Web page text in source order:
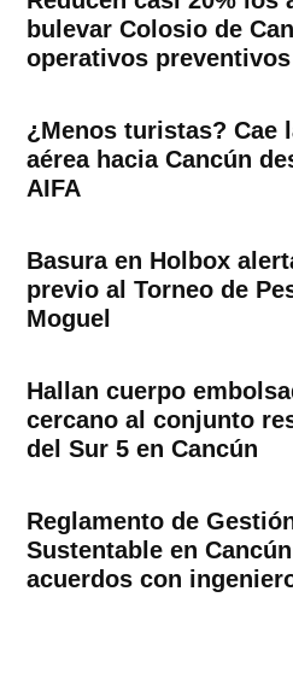
bulevar Colosio de
operativos preventivos
¿Menos turistas? Cae
aérea hacia Cancún
AIFA
Basura en Holbox
previo al Torneo de
Moguel
Hallan cuerpo
cercano al conjunto
del Sur 5 en Cancún
Reglamento de
Sustentable en
acuerdos con